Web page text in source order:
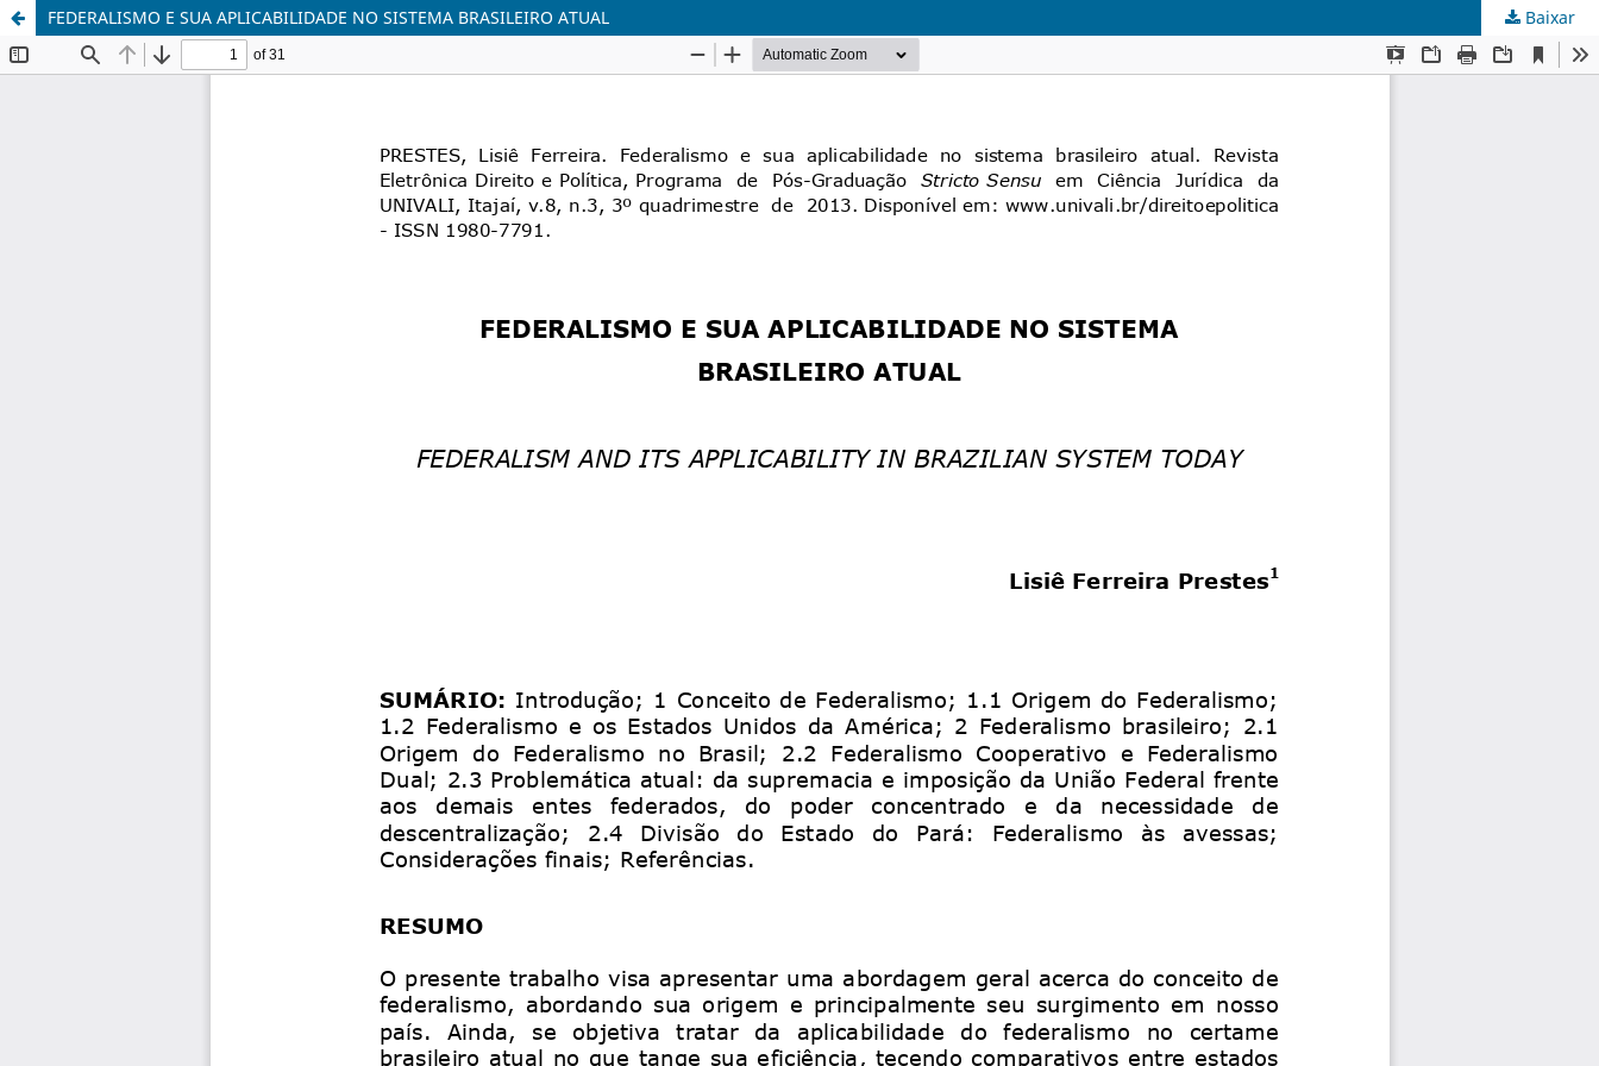
FEDERALISMO E SUA APLICABILIDADE NO SISTEMA BRASILEIRO ATUAL Baixar